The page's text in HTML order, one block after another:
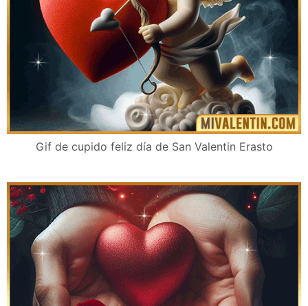
Gif de cupido feliz día de San Valentin Erasto